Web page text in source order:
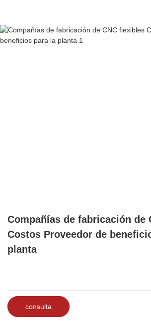
Compañías de fabricación de
Costos Proveedor de
planta
consulta